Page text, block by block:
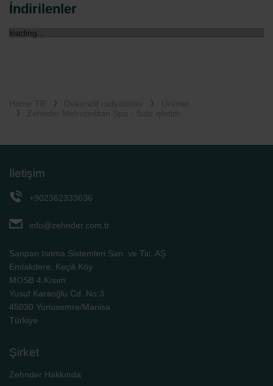
İndirilenler
loading...
İletişim
+902362333636
info@zehnder.com.tr
Sanpan Isıtma Sistemleri San. ve Tic. AŞ
Emlakdere, Keçili Köy
MOSB 4.Kısım
Yusuf Karaoğlu Cd. No:3
45030 Yunusemre/Manisa
Türkiye
Şirket
Zehnder Hakkında